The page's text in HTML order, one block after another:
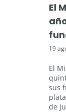
El
19
El
sus
de